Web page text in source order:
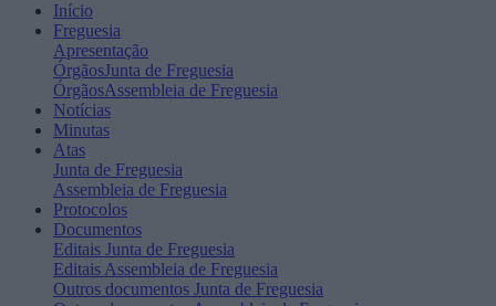
Início
Freguesia
Apresentação
ÓrgãosJunta de Freguesia
ÓrgãosAssembleia de Freguesia
Notícias
Minutas
Atas
Junta de Freguesia
Assembleia de Freguesia
Protocolos
Documentos
Editais Junta de Freguesia
Editais Assembleia de Freguesia
Outros documentos Junta de Freguesia